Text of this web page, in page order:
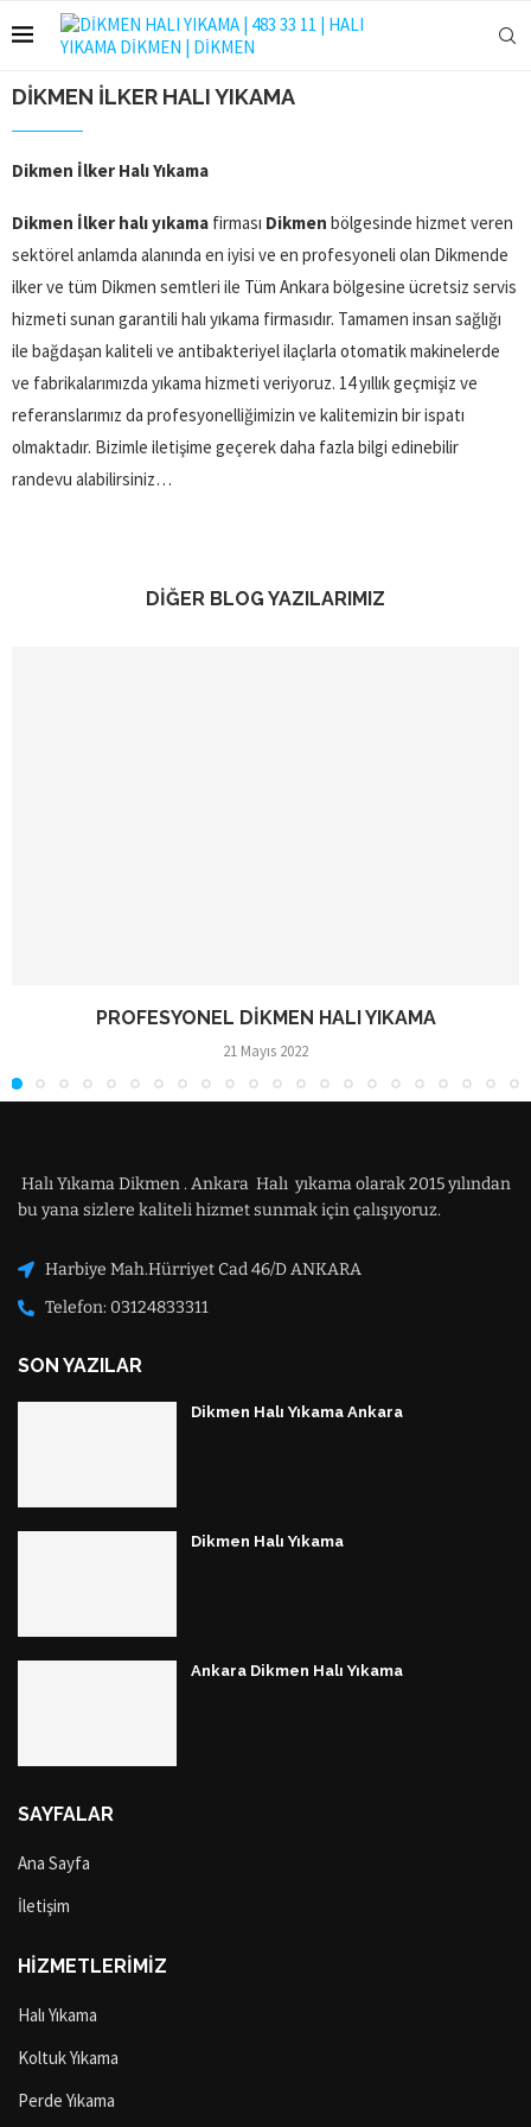
DIKMEN İLKER HALI YIKAMA
Dikmen İlker Halı Yıkama
Dikmen İlker halı yıkama firması Dikmen bölgesinde hizmet veren
sektörel anlamda alanında en iyisi ve en profesyoneli olan Dikmende
ilker ve tüm Dikmen semtleri ile Tüm Ankara bölgesine ücretsiz servis
hizmeti sunan garantili halı yıkama firmasıdır. Tamamen insan sağlığı
ile bağdaşan kaliteli ve antibakteriyel ilaçlarla otomatik makinelerde
ve fabrikalarımızda yıkama hizmeti veriyoruz. 14 yıllık geçmişiz ve
referanslarımız da profesyonelliğimizin ve kalitemizin bir ispatı
olmaktadır. Bizimle iletişime geçerek daha fazla bilgi edinebilir
randevu alabilirsiniz…
DİĞER BLOG YAZILARIMIZ
PROFESYONEL DIKMEN HALI YIKAMA
21 Mayıs 2022
Halı Yıkama Dikmen . Ankara Halı yıkama olarak 2015 yılından
bu yana sizlere kaliteli hizmet sunmak için çalışıyoruz.
Harbiye Mah.Hürriyet Cad 46/D ANKARA
Telefon: 03124833311
SON YAZILAR
Dikmen Halı Yıkama Ankara
Dikmen Halı Yıkama
Ankara Dikmen Halı Yıkama
SAYFALAR
Ana Sayfa
İletişim
HİZMETLERİMİZ
Halı Yıkama
Koltuk Yıkama
Perde Yıkama